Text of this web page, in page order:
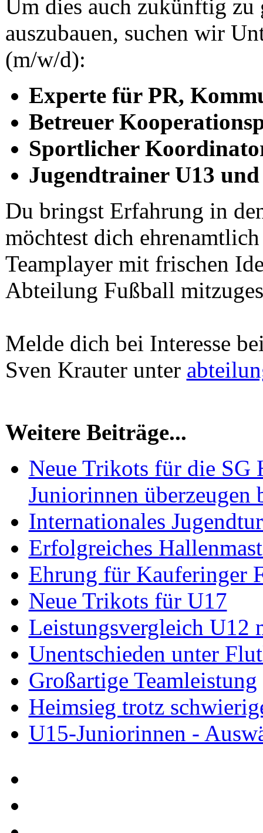
Um dies auch zukünftig zu
auszubauen, suchen wir
(m/w/d):
Experte für PR,
Betreuer
Sportlicher
Jugendtrainer U13
Du bringst Erfahrung in
möchtest dich
Teamplayer mit frischen
Abteilung Fußball
Melde dich bei Interesse
Sven Krauter unter
Weitere Beiträge...
Neue Trikots für die SG
Juniorinnen
Internationales
Erfolgreiches
Ehrung für Kauferinger
Neue Trikots für U17
Leistungsvergleich U12
Unentschieden unter
Großartige Teamleistung
Heimsieg trotz
U15-Juniorinnen -